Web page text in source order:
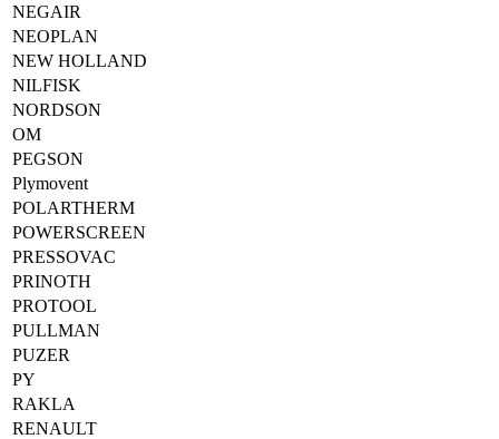
NEGAIR
NEOPLAN
NEW HOLLAND
NILFISK
NORDSON
OM
PEGSON
Plymovent
POLARTHERM
POWERSCREEN
PRESSOVAC
PRINOTH
PROTOOL
PULLMAN
PUZER
PY
RAKLA
RENAULT